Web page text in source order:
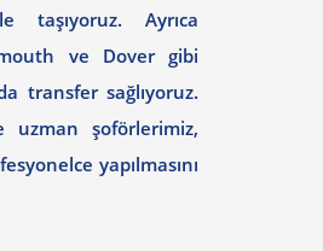
taşıyoruz. Ayrıca
ve Dover gibi
transfer sağlıyoruz.
uzman şoförlerimiz,
yapılmasını